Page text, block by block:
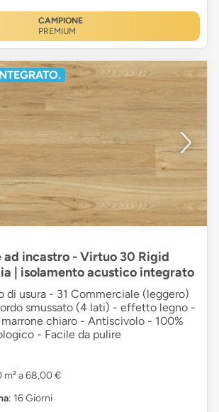
CAMPIONE
PREMIUM
ad incastro - Virtuo 30 Rigid
| isolamento acustico integrato
di usura - 31 Commerciale (leggero)
smussato (4 lati) - effetto legno -
chiaro - Antiscivolo - 100%
- Facile da pulire
m² a 68,00 €
: 16 Giorni